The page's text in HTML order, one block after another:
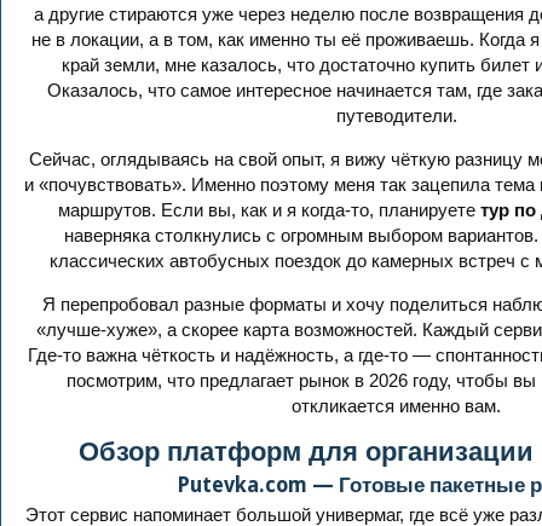
а другие стираются уже через неделю после возвращения
не в локации, а в том, как именно ты её проживаешь. Когда
край земли, мне казалось, что достаточно купить билет
Оказалось, что самое интересное начинается там, где
путеводители.
Сейчас, оглядываясь на свой опыт, я вижу чёткую разницу
и «почувствовать». Именно поэтому меня так зацепила
маршрутов. Если вы, как и я когда-то, планируете тур
наверняка столкнулись с огромным выбором вариантов.
классических автобусных поездок до камерных встреч с
Я перепробовал разные форматы и хочу поделиться
«лучше-хуже», а скорее карта возможностей. Каждый
Где-то важна чёткость и надёжность, а где-то —
посмотрим, что предлагает рынок в 2026 году, чтобы
откликается именно вам.
Обзор платформ для организации
Putevka.com — Готовые пакетные
Этот сервис напоминает большой универмаг, где всё уже